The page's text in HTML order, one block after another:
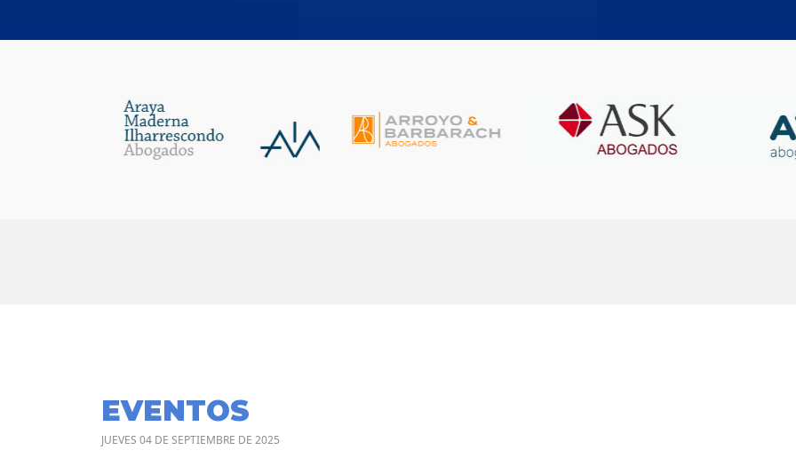
EVENTOS
JUEVES 04 DE SEPTIEMBRE DE 2025